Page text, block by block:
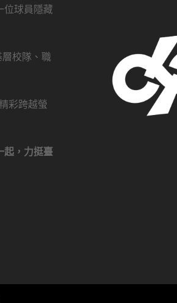
位球員隱藏
校隊、職
彩跨越螢
起，力挺臺